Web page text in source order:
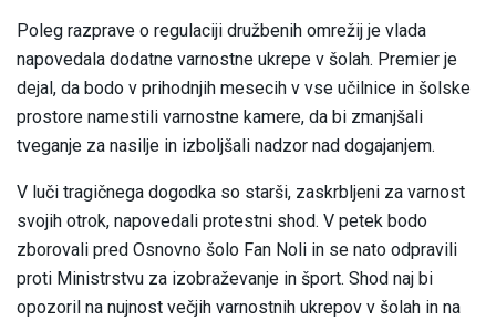
Poleg razprave o regulaciji družbenih omrežij je vlada
napovedala dodatne varnostne ukrepe v šolah. Premier je
dejal, da bodo v prihodnjih mesecih v vse učilnice in šolske
prostore namestili varnostne kamere, da bi zmanjšali
tveganje za nasilje in izboljšali nadzor nad dogajanjem.
V luči tragičnega dogodka so starši, zaskrbljeni za varnost
svojih otrok, napovedali protestni shod. V petek bodo
zborovali pred Osnovno šolo Fan Noli in se nato odpravili
proti Ministrstvu za izobraževanje in šport. Shod naj bi
opozoril na nujnost večjih varnostnih ukrepov v šolah in na